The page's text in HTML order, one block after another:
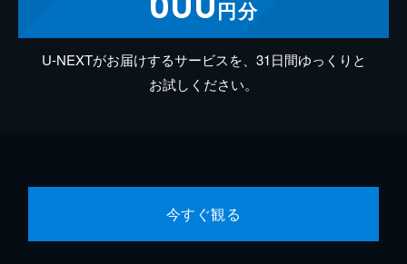
円分
U-NEXTがお届けするサービスを、31日間ゆっくりと
お試しください。
今すぐ観る